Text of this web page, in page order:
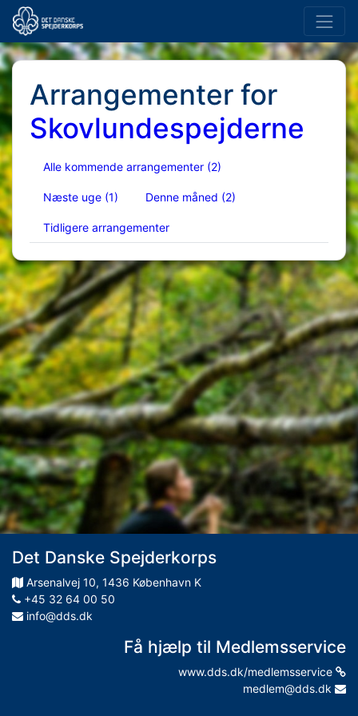
Arrangementer for
Skovlundespejderne
Alle kommende arrangementer (2)
Næste uge (1) Denne måned (2)
Tidligere arrangementer
Det Danske Spejderkorps
Arsenalvej 10, 1436 København K
+45 32 64 00 50
info@dds.dk
Få hjælp til Medlemsservice
www.dds.dk/medlemsservice
medlem@dds.dk